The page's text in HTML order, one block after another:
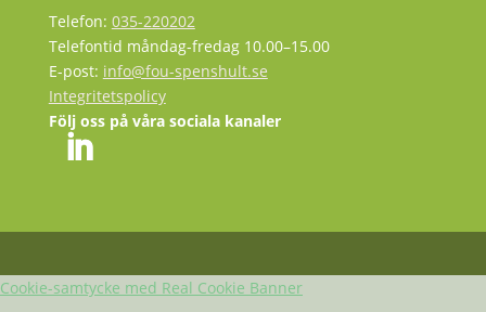
Telefon: 035-220202
Telefontid måndag-fredag 10.00–15.00
E-post: info@fou-spenshult.se
Integritetspolicy
Följ oss på våra sociala kanaler
Cookie-samtycke med Real Cookie Banner